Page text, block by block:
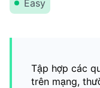
Easy
Tập hợp các
trên mạng,